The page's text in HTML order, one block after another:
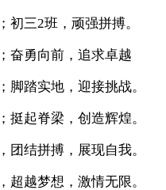
三2班，顽强拼搏。
勇向前，追求卓越
踏实地，迎接挑战。
起脊梁，创造辉煌。
结拼搏，展现自我。
越梦想，激情无限。